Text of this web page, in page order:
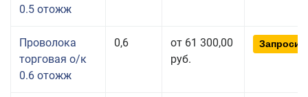
0.5 отожж
Проволока
торговая о/к
0.6 отожж
0,6
от 61 300,00
руб.